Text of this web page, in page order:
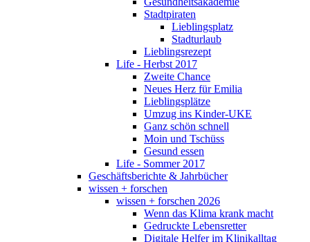
Stadtpiraten
Lieblingsplatz
Stadturlaub
Lieblingsrezept
Life - Herbst 2017
Zweite Chance
Neues Herz für Emilia
Lieblingsplätze
Umzug ins Kinder-UKE
Ganz schön schnell
Moin und Tschüss
Gesund essen
Life - Sommer 2017
Geschäftsberichte & Jahrbücher
wissen + forschen
wissen + forschen 2026
Wenn das Klima krank macht
Gedruckte Lebensretter
Digitale Helfer im Klinikalltag